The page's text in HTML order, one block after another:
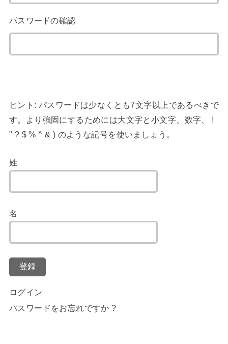
パスワードの確認
ヒント: パスワードは少なくとも7文字以上であるべきで
す。より強固にするためには大文字と小文字、数字、 !
" ? $ % ^ & ) のような記号を使いましょう。
姓
名
登録
ログイン
パスワードをお忘れですか ?